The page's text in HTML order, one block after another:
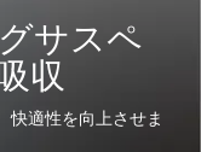
サスペ
収
快適性を向上させま